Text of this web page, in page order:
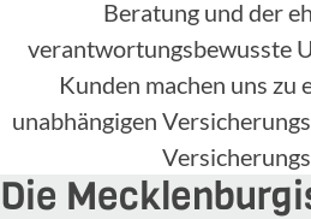
Beratung und der
verantwortungsbewusste
Kunden machen uns zu
unabhängigen
Die